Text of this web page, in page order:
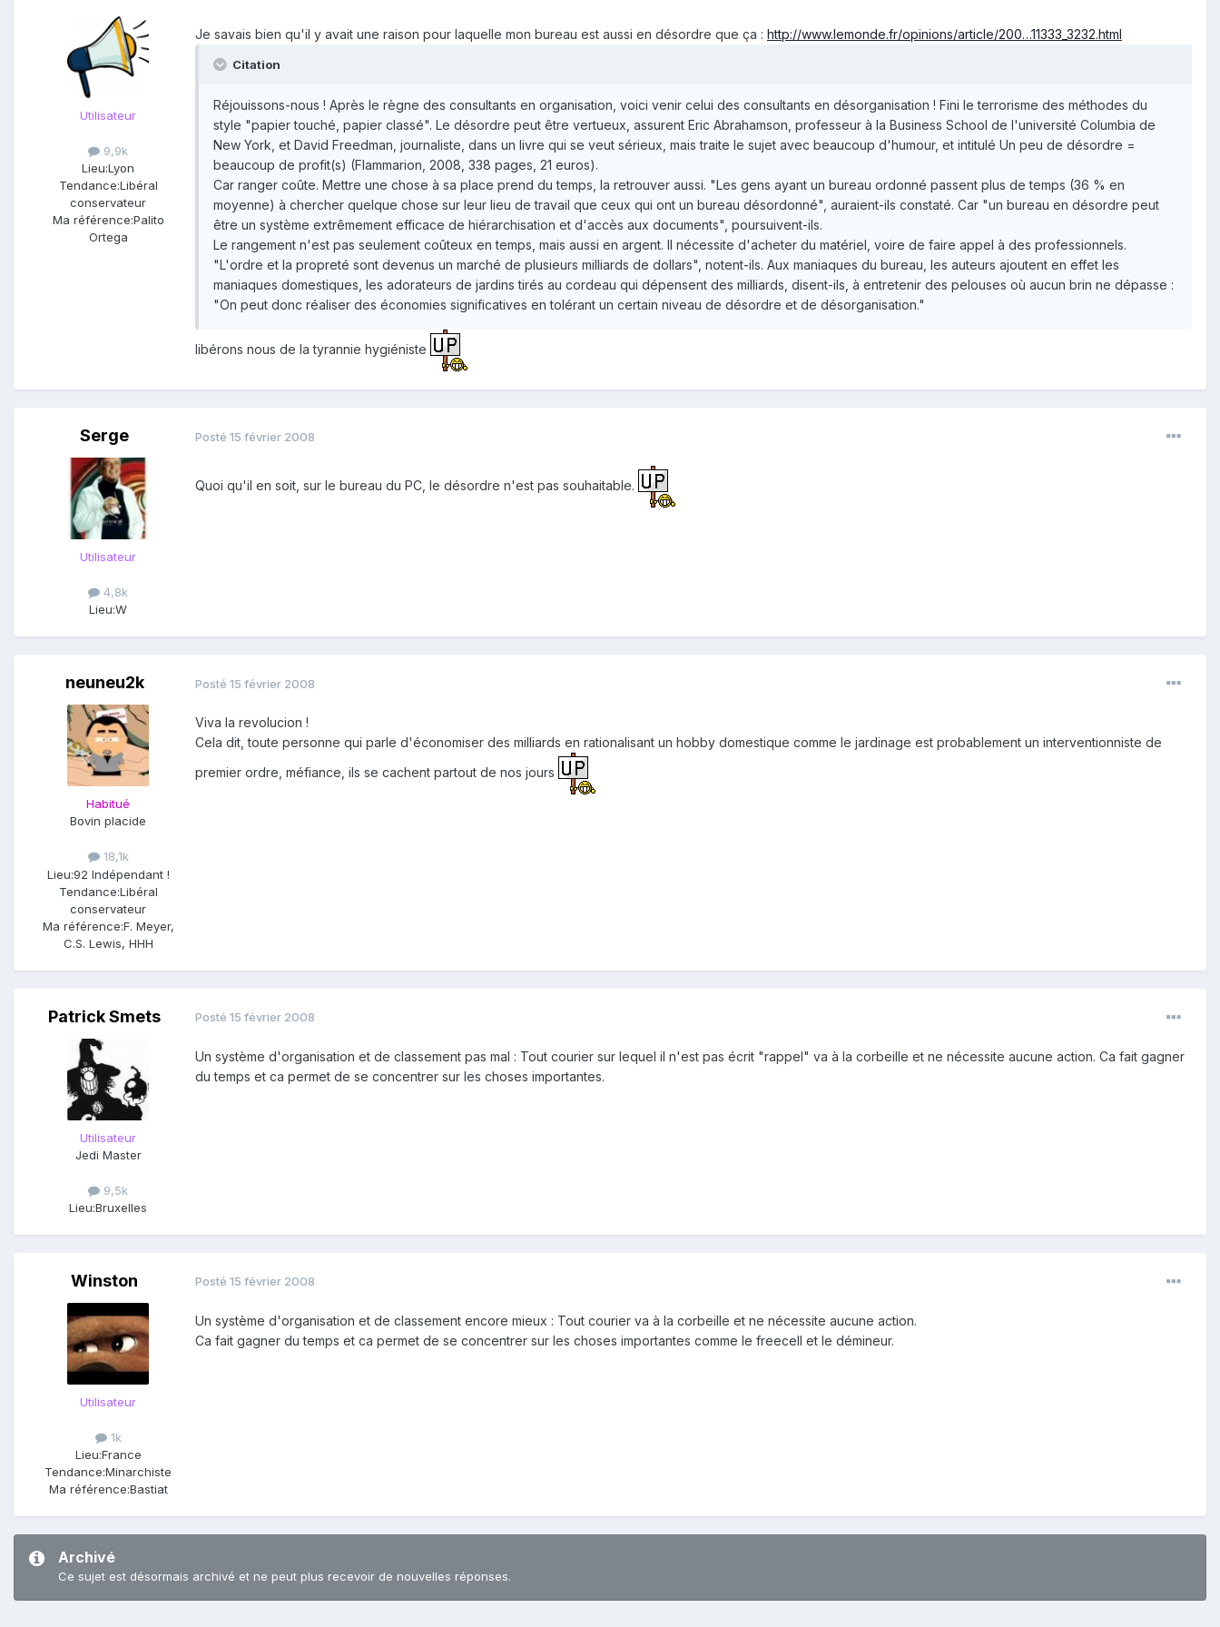
Utilisateur
9,9k
Lieu:Lyon
Tendance:Libéral
conservateur
Ma référence:Palito
Ortega
Je savais bien qu'il y avait une raison pour laquelle mon bureau est aussi en désordre que ça : http://www.lemonde.fr/opinions/article/200…11333_3232.html
Citation
Réjouissons-nous ! Après le règne des consultants en organisation, voici venir celui des consultants en désorganisation ! Fini le terrorisme des méthodes du
style "papier touché, papier classé". Le désordre peut être vertueux, assurent Eric Abrahamson, professeur à la Business School de l'université Columbia de
New York, et David Freedman, journaliste, dans un livre qui se veut sérieux, mais traite le sujet avec beaucoup d'humour, et intitulé Un peu de désordre =
beaucoup de profit(s) (Flammarion, 2008, 338 pages, 21 euros).
Car ranger coûte. Mettre une chose à sa place prend du temps, la retrouver aussi. "Les gens ayant un bureau ordonné passent plus de temps (36 % en
moyenne) à chercher quelque chose sur leur lieu de travail que ceux qui ont un bureau désordonné", auraient-ils constaté. Car "un bureau en désordre peut
être un système extrêmement efficace de hiérarchisation et d'accès aux documents", poursuivent-ils.
Le rangement n'est pas seulement coûteux en temps, mais aussi en argent. Il nécessite d'acheter du matériel, voire de faire appel à des professionnels.
"L'ordre et la propreté sont devenus un marché de plusieurs milliards de dollars", notent-ils. Aux maniaques du bureau, les auteurs ajoutent en effet les
maniaques domestiques, les adorateurs de jardins tirés au cordeau qui dépensent des milliards, disent-ils, à entretenir des pelouses où aucun brin ne dépasse :
"On peut donc réaliser des économies significatives en tolérant un certain niveau de désordre et de désorganisation."
libérons nous de la tyrannie hygiéniste
Serge
Utilisateur
4,8k
Lieu:W
Posté 15 février 2008
Quoi qu'il en soit, sur le bureau du PC, le désordre n'est pas souhaitable.
neuneu2k
Habitué
Bovin placide
18,1k
Lieu:92 Indépendant !
Tendance:Libéral
conservateur
Ma référence:F. Meyer,
C.S. Lewis, HHH
Posté 15 février 2008
Viva la revolucion !
Cela dit, toute personne qui parle d'économiser des milliards en rationalisant un hobby domestique comme le jardinage est probablement un interventionniste de
premier ordre, méfiance, ils se cachent partout de nos jours
Patrick Smets
Utilisateur
Jedi Master
9,5k
Lieu:Bruxelles
Posté 15 février 2008
Un système d'organisation et de classement pas mal : Tout courier sur lequel il n'est pas écrit "rappel" va à la corbeille et ne nécessite aucune action. Ca fait gagner
du temps et ca permet de se concentrer sur les choses importantes.
Winston
Utilisateur
1k
Lieu:France
Tendance:Minarchiste
Ma référence:Bastiat
Posté 15 février 2008
Un système d'organisation et de classement encore mieux : Tout courier va à la corbeille et ne nécessite aucune action.
Ca fait gagner du temps et ca permet de se concentrer sur les choses importantes comme le freecell et le démineur.
Archivé
Ce sujet est désormais archivé et ne peut plus recevoir de nouvelles réponses.